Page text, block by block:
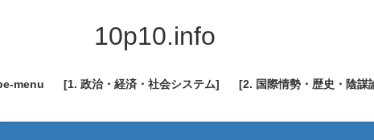
ツ
ス
シ
ン
10p10.info
menu [1. 政治・経済・社会システム] [2. 国際情勢・歴史・陰謀